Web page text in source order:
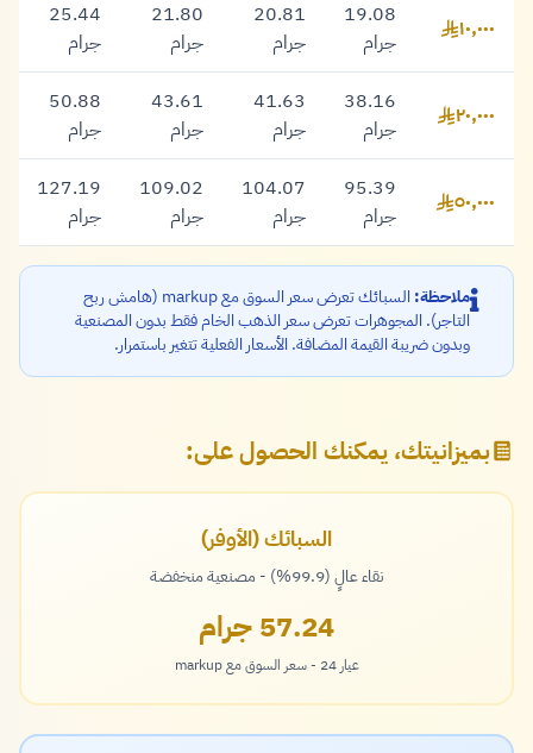
١٠,٠٠٠ ريال
١٠,٠٠٠
19.08
جرام
20.81
جرام
21.80
جرام
25.44
جرام
٢٠,٠٠٠ ريال
٢٠,٠٠٠
38.16
جرام
41.63
جرام
43.61
جرام
50.88
جرام
٥٠,٠٠٠ ريال
٥٠,٠٠٠
95.39
جرام
104.07
جرام
109.02
جرام
127.19
جرام
ملاحظة:
السبائك تعرض سعر السوق مع markup (هامش ربح
التاجر). المجوهرات تعرض سعر الذهب الخام فقط بدون المصنعية
وبدون ضريبة القيمة المضافة. الأسعار الفعلية تتغير باستمرار.
بميزانيتك، يمكنك الحصول على:
السبائك (الأوفر)
نقاء عالٍ (99.9%) - مصنعية منخفضة
57.24 جرام
عيار 24 - سعر السوق مع markup